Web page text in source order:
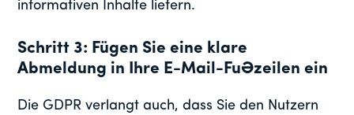
informativen Inhalte liefern.
Schritt 3: Fügen Sie eine klare
Abmeldung in Ihre E-Mail-Fußzeilen ein
Die GDPR verlangt auch, dass Sie den Nutzern